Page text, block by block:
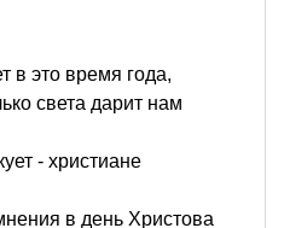
в это время года,
света дарит нам
- христиане
в день Христова